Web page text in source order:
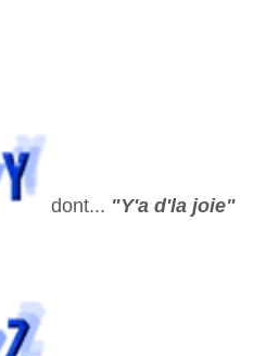
dont... "Y'a d'la joie"